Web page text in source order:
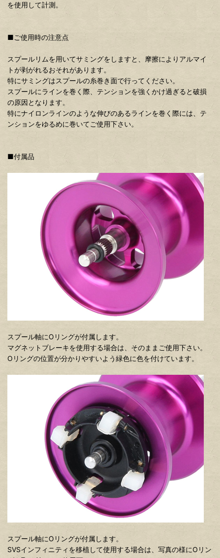
を使用して計測。
■ご使用時の注意点
スプールリムを用いてサミングをしますと、摩擦によりアルマイ
トが剥がれるおそれがあります。
特にサミングはスプールの糸巻き面で行ってください。
スプールにラインを巻く際、テンションを強くかけ過ぎると破損
の原因となります。
特にナイロンラインのような伸びのあるラインを巻く際には、テ
ンションをゆるめに巻いてご使用下さい。
■付属品
スプール軸にOリングが付属します。
マグネットブレーキを使用する場合は、そのままご使用下さい。
Oリングの位置が分かりやすいよう緑色に色を付けています。
スプール軸にOリングが付属します。
SVSインフィニティを移植して使用する場合は、写真の様にOリン